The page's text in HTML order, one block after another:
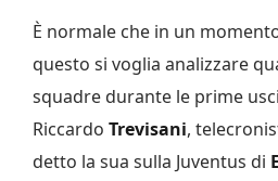
È normale che in un
questo si voglia analizzare
squadre durante le prime
Riccardo Trevisani,
detto la sua sulla Juventus di